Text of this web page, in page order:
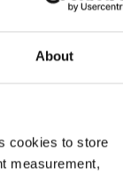
About
cookies to store
measurement,
Dagens Opinion.